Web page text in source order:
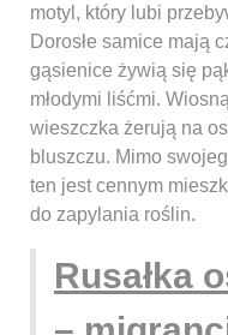
motyl, który lubi
Dorosłe samice mają
gąsienice żywią się
młodymi liśćmi.
wieszczka żerują na
bluszczu. Mimo
ten jest cennym
do zapylania roślin.
Rusałka